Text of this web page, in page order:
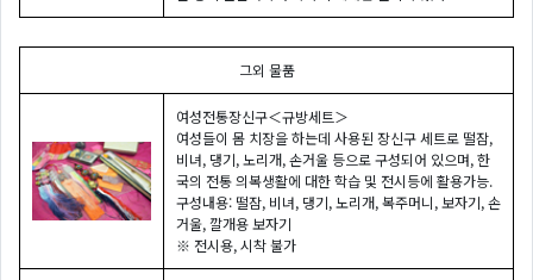
그외 물품
여성전통장신구＜규방세트＞
여성들이 몸 치장을 하는데 사용된 장신구 세트로 떨잠,
비녀, 댕기, 노리개, 손거울 등으로 구성되어 있으며, 한
국의 전통 의복생활에 대한 학습 및 전시등에 활용가능.
구성내용: 떨잠, 비녀, 댕기, 노리개, 복주머니, 보자기, 손
거울, 깔개용 보자기
※ 전시용, 시착 불가